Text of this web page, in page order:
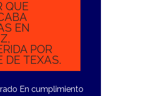
QUE
EN
POR
DE TEXAS.
En cumplimiento